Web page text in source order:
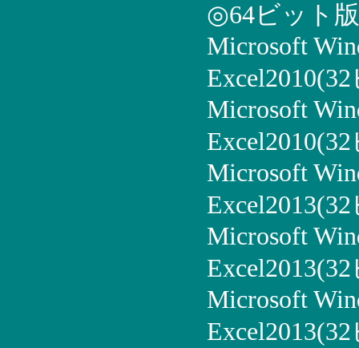
◎64ビット
Microsoft
Microsoft
Microsoft
Microsoft
Microsoft